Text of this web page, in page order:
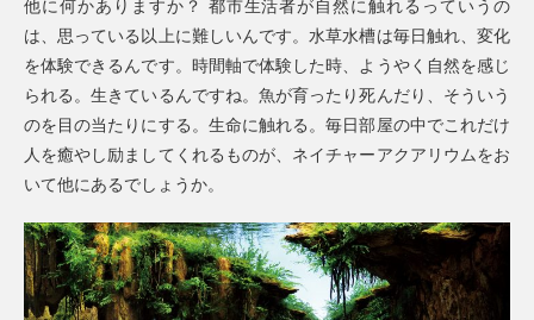
他に何かありますか？ 都市生活者が自然に触れるっていうの
は、思っている以上に難しいんです。水草水槽は毎日触れ、変化
を体験できるんです。時間軸で体験した時、ようやく自然を感じ
られる。生きているんですね。魚が育ったり死んだり、そういう
のを目の当たりにする。生命に触れる。毎日部屋の中でこれだけ
人を癒やし励ましてくれるものが、ネイチャーアクアリウムをお
いて他にあるでしょうか。